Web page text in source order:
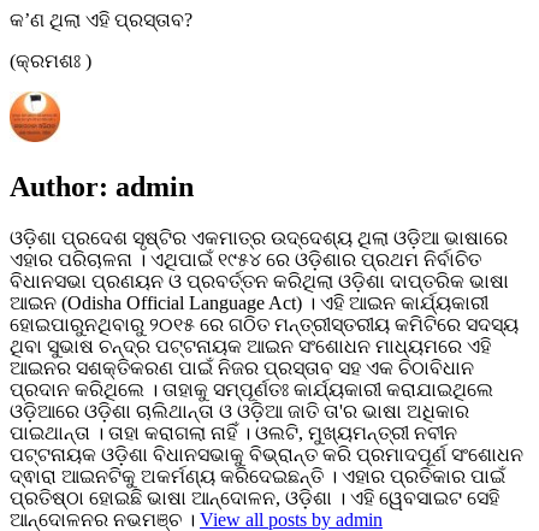
କ’ଣ ଥିଲା ଏହି ପ୍ରସ୍ତାବ?
(କ୍ରମଶଃ )
Author: admin
ଓଡ଼ିଶା ପ୍ରଦେଶ ସୃଷ୍ଟିର ଏକମାତ୍ର ଉଦ୍ଦେଶ୍ୟ ଥିଲା ଓଡ଼ିଆ ଭାଷାରେ
ଏହାର ପରିଚାଳନା । ଏଥିପାଇଁ ୧୯୫୪ ରେ ଓଡ଼ିଶାର ପ୍ରଥମ ନିର୍ବାଚିତ
ବିଧାନସଭା ପ୍ରଣୟନ ଓ ପ୍ରବର୍ତ୍ତନ କରିଥିଲା ଓଡ଼ିଶା ଦାପ୍ତରିକ ଭାଷା
ଆଇନ (Odisha Official Language Act) । ଏହି ଆଇନ କାର୍ଯ୍ୟକାରୀ
ହୋଇପାରୁନଥିବାରୁ ୨୦୧୫ ରେ ଗଠିତ ମନ୍ତ୍ରୀସ୍ତରୀୟ କମିଟିରେ ସଦସ୍ୟ
ଥିବା ସୁଭାଷ ଚନ୍ଦ୍ର ପଟ୍ଟନାୟକ ଆଇନ ସଂଶୋଧନ ମାଧ୍ୟମରେ ଏହି
ଆଇନର ସଶକ୍ତିକରଣ ପାଇଁ ନିଜର ପ୍ରସ୍ତାବ ସହ ଏକ ଚିଠାବିଧାନ
ପ୍ରଦାନ କରିଥିଲେ । ତାହାକୁ ସମ୍ପୂର୍ଣତଃ କାର୍ଯ୍ୟକାରୀ କରାଯାଇଥିଲେ
ଓଡ଼ିଆରେ ଓଡ଼ିଶା ଚାଲିଥାନ୍ତା ଓ ଓଡ଼ିଆ ଜାତି ତା'ର ଭାଷା ଅଧିକାର
ପାଇଥାନ୍ତା । ତାହା କରାଗଲା ନାହିଁ । ଓଲଟି, ମୁଖ୍ୟମନ୍ତ୍ରୀ ନବୀନ
ପଟ୍ଟନାୟକ ଓଡ଼ିଶା ବିଧାନସଭାକୁ ବିଭ୍ରାନ୍ତ କରି ପ୍ରମାଦପୂର୍ଣ ସଂଶୋଧନ
ଦ୍ଵାରା ଆଇନଟିକୁ ଅକର୍ମଣ୍ୟ କରିଦେଇଛନ୍ତି । ଏହାର ପ୍ରତିକାର ପାଇଁ
ପ୍ରତିଷ୍ଠା ହୋଇଛି ଭାଷା ଆନ୍ଦୋଳନ, ଓଡ଼ିଶା । ଏହି ୱେବସାଇଟ ସେହି
ଆନ୍ଦୋଳନର ନଭମଞ୍ଚ । View all posts by admin